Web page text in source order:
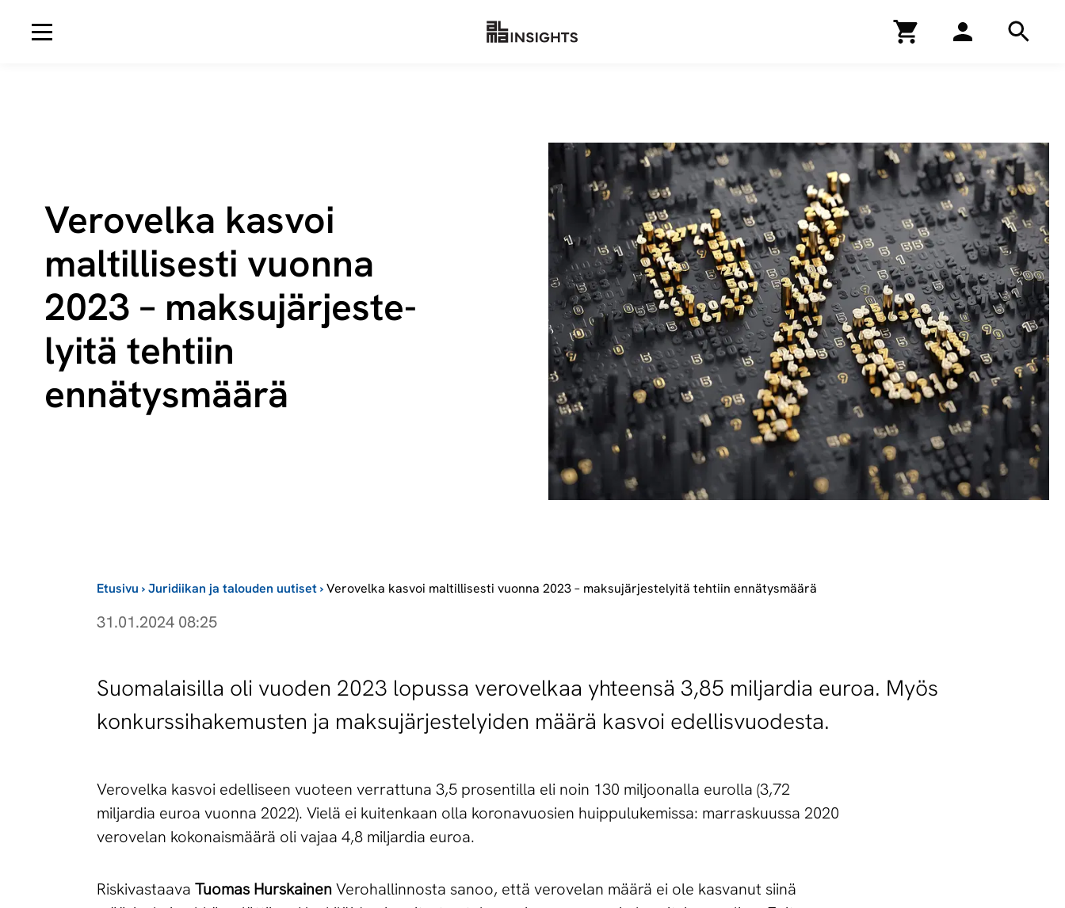
Verovelka kasvoi
maltillisesti vuonna
2023 – mak­su­jär­jes­te­
lyi­tä tehtiin
ennätysmäärä
Etusivu ›Juridiikan ja talouden uutiset›Verovelka kasvoi maltillisesti vuonna 2023 – maksujärjestelyitä tehtiin ennätysmäärä
31.01.2024 08:25
Suomalaisilla oli vuoden 2023 lopussa verovelkaa yhteensä 3,85 miljardia euroa. Myös
konkurssihakemusten ja maksujärjestelyiden määrä kasvoi edellisvuodesta.
Verovelka kasvoi edelliseen vuoteen verrattuna 3,5 prosentilla eli noin 130 miljoonalla eurolla (3,72
miljardia euroa vuonna 2022). Vielä ei kuitenkaan olla koronavuosien huippulukemissa: marraskuussa 2020
verovelan kokonaismäärä oli vajaa 4,8 miljardia euroa.
Riskivastaava Tuomas HurskainenVerohallinnosta sanoo, että verovelan määrä ei ole kasvanut siinä